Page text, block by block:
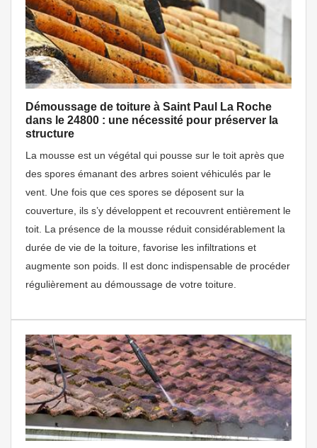
Démoussage de toiture à Saint Paul La Roche
dans le 24800 : une nécessité pour préserver la
structure
La mousse est un végétal qui pousse sur le toit après que
des spores émanant des arbres soient véhiculés par le
vent. Une fois que ces spores se déposent sur la
couverture, ils s’y développent et recouvrent entièrement le
toit. La présence de la mousse réduit considérablement la
durée de vie de la toiture, favorise les infiltrations et
augmente son poids. Il est donc indispensable de procéder
régulièrement au démoussage de votre toiture.